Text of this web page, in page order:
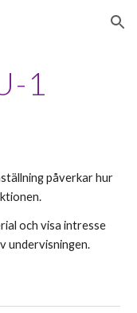
Skip to navigation
1
påverkar hur
och visa intresse
undervisningen.